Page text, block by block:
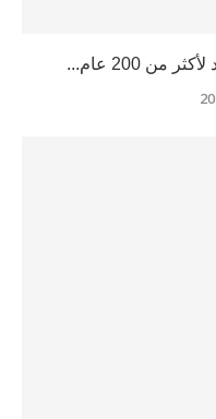
من 200 عام...